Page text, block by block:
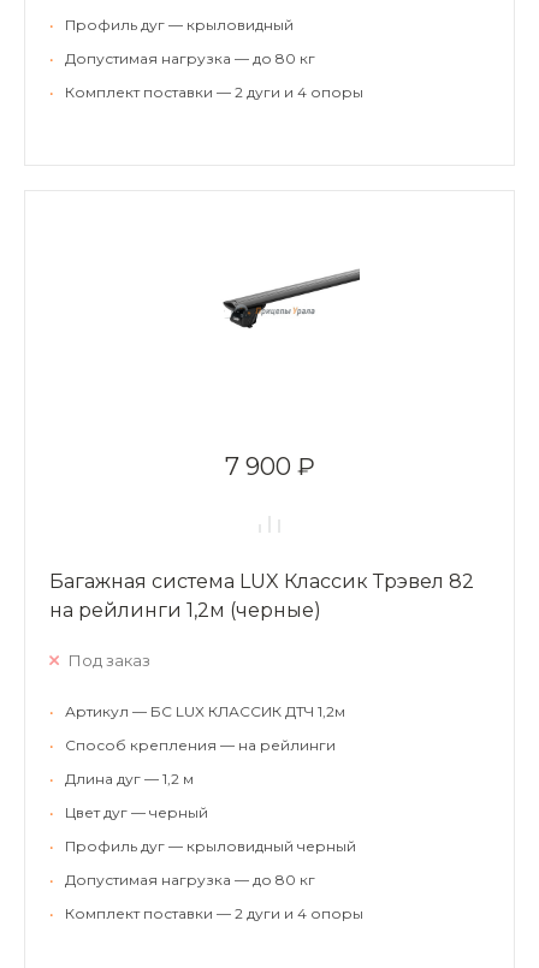
•
Профиль дуг — крыловидный
•
Допустимая нагрузка — до 80 кг
•
Комплект поставки — 2 дуги и 4 опоры
7 900 ₽
Багажная система LUX Классик Трэвел 82
на рейлинги 1,2м (черные)
Под заказ
•
Артикул — БС LUX КЛАССИК ДТЧ 1,2м
•
Способ крепления — на рейлинги
•
Длина дуг — 1,2 м
•
Цвет дуг — черный
•
Профиль дуг — крыловидный черный
•
Допустимая нагрузка — до 80 кг
•
Комплект поставки — 2 дуги и 4 опоры